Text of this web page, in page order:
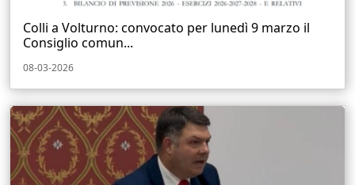
Colli a Volturno: convocato per lunedì 9 marzo il
Consiglio comun...
08-03-2026